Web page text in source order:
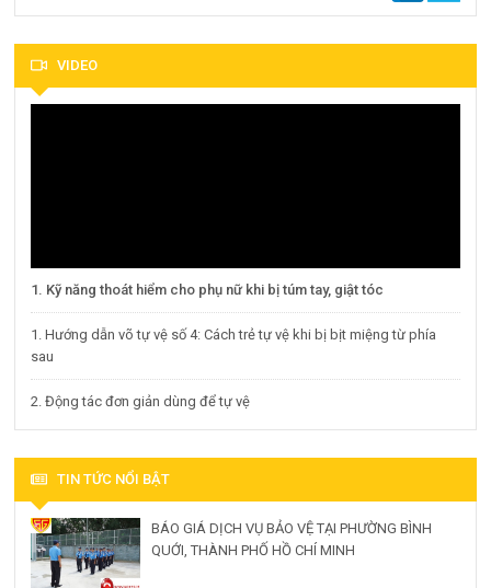
VIDEO
1. Kỹ năng thoát hiểm cho phụ nữ khi bị túm tay, giật tóc
1. Hướng dẫn võ tự vệ số 4: Cách trẻ tự vệ khi bị bịt miệng từ phía
sau
2. Động tác đơn giản dùng để tự vệ
TIN TỨC NỔI BẬT
BÁO GIÁ DỊCH VỤ BẢO VỆ TẠI PHƯỜNG BÌNH
QUỚI, THÀNH PHỐ HỒ CHÍ MINH